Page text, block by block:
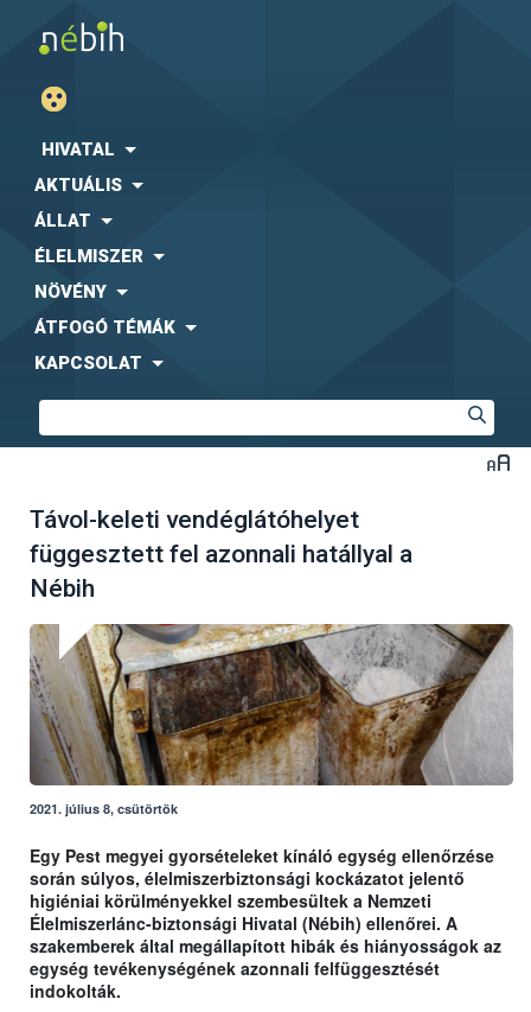
HIVATAL
AKTUÁLIS
ÁLLAT
ÉLELMISZER
NÖVÉNY
ÁTFOGÓ TÉMÁK
KAPCSOLAT
Távol-keleti vendéglátóhelyet
függesztett fel azonnali hatállyal a
Nébih
2021. július 8, csütörtök
Egy Pest megyei gyorsételeket kínáló egység ellenőrzése
során súlyos, élelmiszerbiztonsági kockázatot jelentő
higiéniai körülményekkel szembesültek a Nemzeti
Élelmiszerlánc-biztonsági Hivatal (Nébih) ellenőrei. A
szakemberek által megállapított hibák és hiányosságok az
egység tevékenységének azonnali felfüggesztését
indokolták.